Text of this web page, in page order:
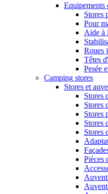
Equipements
Stores
Pour
Aide à
Roues
Têtes
Pesée
Camping stores
Stores et
Stores
Stores
Stores
Stores
Stores
Pièces